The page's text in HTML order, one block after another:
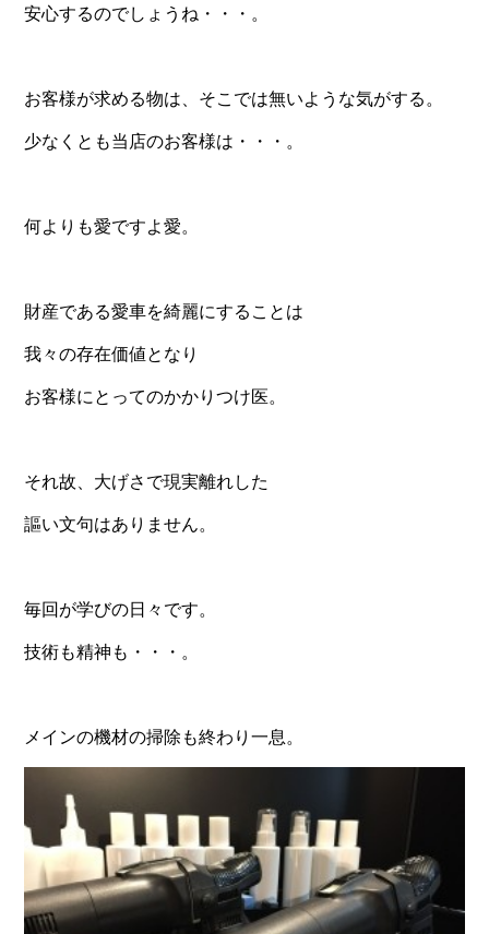
安心するのでしょうね・・・。
お客様が求める物は、そこでは無いような気がする。
少なくとも当店のお客様は・・・。
何よりも愛ですよ愛。
財産である愛車を綺麗にすることは
我々の存在価値となり
お客様にとってのかかりつけ医。
それ故、大げさで現実離れした
謳い文句はありません。
毎回が学びの日々です。
技術も精神も・・・。
メインの機材の掃除も終わり一息。